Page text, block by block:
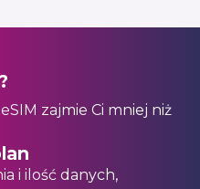
zajmie Ci mniej niż
i ilość danych,